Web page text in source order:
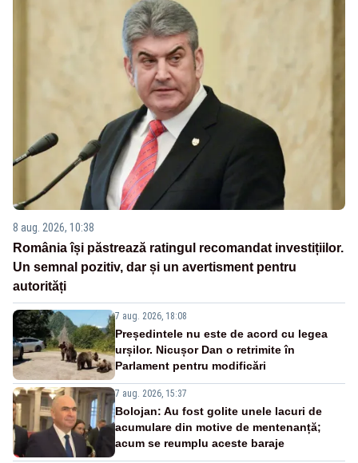
8 aug. 2026, 10:38
România își păstrează ratingul recomandat investițiilor.
Un semnal pozitiv, dar și un avertisment pentru
autorități
7 aug. 2026, 18:08
Președintele nu este de acord cu legea
urșilor. Nicușor Dan o retrimite în
Parlament pentru modificări
7 aug. 2026, 15:37
Bolojan: Au fost golite unele lacuri de
acumulare din motive de mentenanță;
acum se reumplu aceste baraje